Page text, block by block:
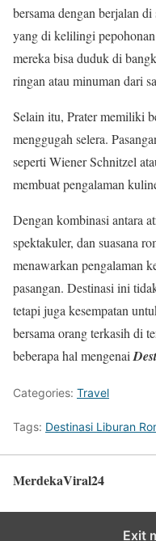
bersama dengan berjalan
yang di kelilingi
mereka bisa duduk di
ringan atau minuman dari
Selain itu, Prater memiliki
menggugah selera.
seperti Wiener Schnitzel
membuat pengalaman
Dengan kombinasi antara
spektakuler, dan suasana
menawarkan pengalaman
pasangan. Destinasi ini
tetapi juga kesempatan
bersama orang terkasih di
beberapa hal mengenai
Categories: Travel
Tags: Destinasi Liburan
MerdekaViral24
Exit